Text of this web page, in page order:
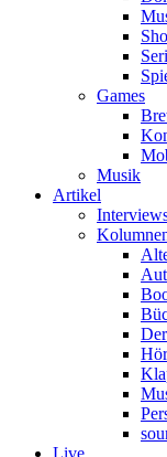
Games
Musik
Artikel
Live